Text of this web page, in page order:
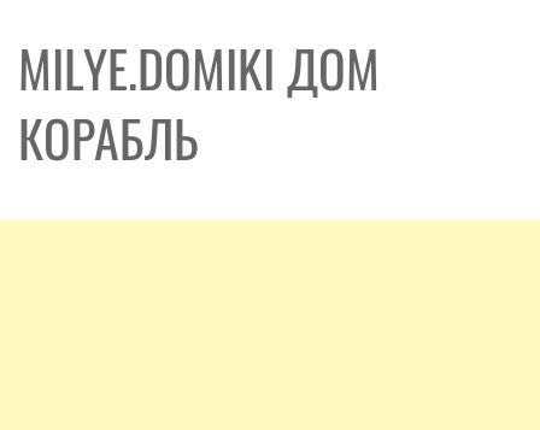
MILYE.DOMIKI ДОМ
КОРАБЛЬ